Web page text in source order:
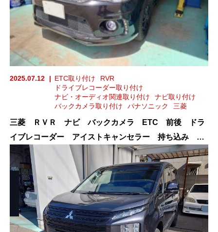
2025.07.12 ETC取り付け
RVR
ドライブレコーダー取り付け
ナビ・オーディオ関連取り付け
ナビ取り付け
バックカメラ取り付け
パナソニック 三菱
三菱 ＲＶＲ ナビ バックカメラ ETC 前後 ドラ
イブレコーダー アイストキャンセラー 持ち込み 取
り付け